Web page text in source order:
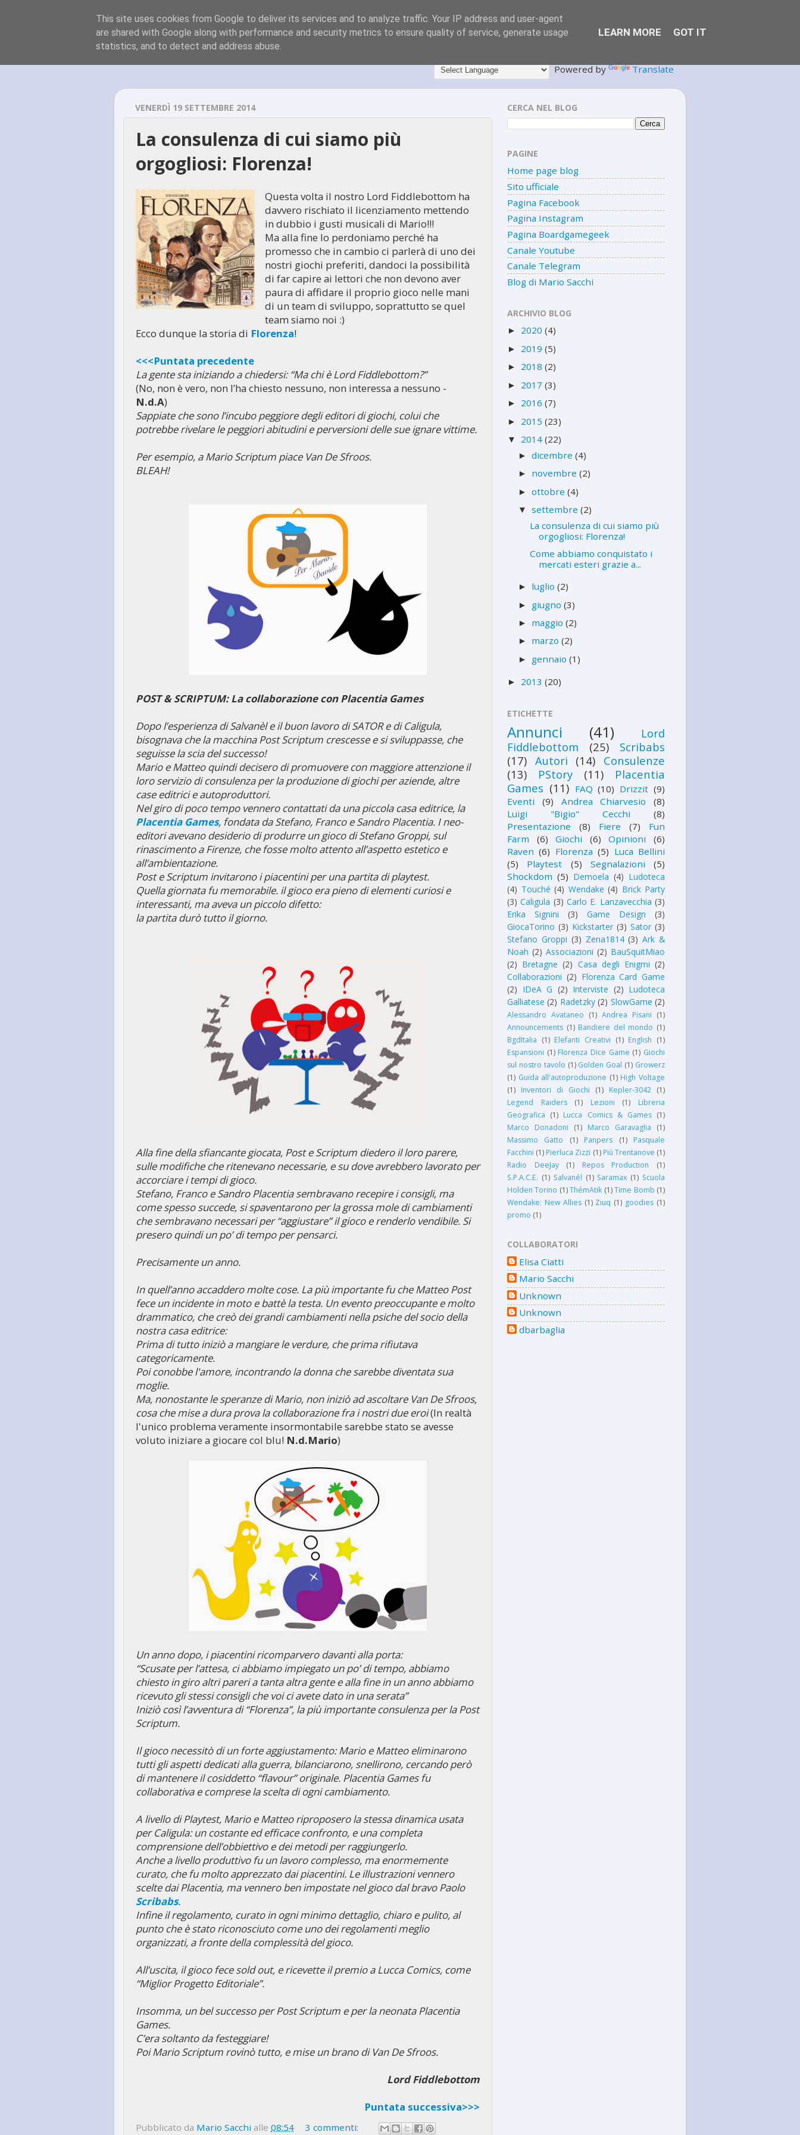
Powered by Translate
VENERDÌ 19 SETTEMBRE 2014
La consulenza di cui siamo più
orgogliosi: Florenza!
Questa volta il nostro Lord Fiddlebottom ha
davvero rischiato il licenziamento mettendo
in dubbio i gusti musicali di Mario!!!
Ma alla fine lo perdoniamo perché ha
promesso che in cambio ci parlerà di uno dei
nostri giochi preferiti, dandoci la possibilità
di far capire ai lettori che non devono aver
paura di affidare il proprio gioco nelle mani
di un team di sviluppo, soprattutto se quel
team siamo noi :)
Ecco dunque la storia di Florenza!
<<<Puntata precedente
La gente sta iniziando a chiedersi: “Ma chi è Lord Fiddlebottom?”
(No, non è vero, non l’ha chiesto nessuno, non interessa a nessuno -
N.d.A)
Sappiate che sono l’incubo peggiore degli editori di giochi, colui che
potrebbe rivelare le peggiori abitudini e perversioni delle sue ignare vittime.
Per esempio, a Mario Scriptum piace Van De Sfroos.
BLEAH!
POST & SCRIPTUM: La collaborazione con Placentia Games
Dopo l’esperienza di Salvanèl e il buon lavoro di SATOR e di Caligula,
bisognava che la macchina Post Scriptum crescesse e si sviluppasse, che
seguisse la scia del successo!
Mario e Matteo quindi decisero di promuovere con maggiore attenzione il
loro servizio di consulenza per la produzione di giochi per aziende, altre
case editrici e autoproduttori.
Nel giro di poco tempo vennero contattati da una piccola casa editrice, la
Placentia Games, fondata da Stefano, Franco e Sandro Placentia. I neo-
editori avevano desiderio di produrre un gioco di Stefano Groppi, sul
rinascimento a Firenze, che fosse molto attento all’aspetto estetico e
all’ambientazione.
Post e Scriptum invitarono i piacentini per una partita di playtest.
Quella giornata fu memorabile. il gioco era pieno di elementi curiosi e
interessanti, ma aveva un piccolo difetto:
la partita durò tutto il giorno.
Alla fine della sfiancante giocata, Post e Scriptum diedero il loro parere,
sulle modifiche che ritenevano necessarie, e su dove avrebbero lavorato per
accorciare i tempi di gioco.
Stefano, Franco e Sandro Placentia sembravano recepire i consigli, ma
come spesso succede, si spaventarono per la grossa mole di cambiamenti
che sembravano necessari per “aggiustare” il gioco e renderlo vendibile. Si
presero quindi un po’ di tempo per pensarci.
Precisamente un anno.
In quell’anno accaddero molte cose. La più importante fu cheMatteo Post
fece un incidente in moto e battè la testa. Un evento preoccupante e molto
drammatico, che creò dei grandi cambiamenti nella psiche del socio della
nostra casa editrice:
Prima di tutto iniziò a mangiare le verdure, che prima rifiutava
categoricamente.
Poi conobbe l'amore, incontrando la donna che sarebbe diventata sua
moglie.
Ma, nonostante le speranze di Mario, non iniziò ad ascoltare Van De Sfroos,
cosa che mise a dura prova la collaborazione fra i nostri due eroi(In realtà
l'unico problema veramente insormontabile sarebbe stato se avesse
voluto iniziare a giocare col blu! N.d.Mario)
Un anno dopo, i piacentini ricomparvero davanti alla porta:
“Scusate per l’attesa, ci abbiamo impiegato un po’ di tempo, abbiamo
chiesto in giro altri pareri a tanta altra gente e alla fine in un anno abbiamo
ricevuto gli stessi consigli che voi ci avete dato in una serata”
Iniziò così l’avventura di “Florenza”, la più importante consulenza per la Post
Scriptum.
Il gioco necessitò di un forte aggiustamento: Mario e Matteo eliminarono
tutti gli aspetti dedicati alla guerra, bilanciarono, snellirono, cercando però
di mantenere il cosiddetto “flavour” originale. Placentia Games fu
collaborativa e comprese la scelta di ogni cambiamento.
A livello di Playtest, Mario e Matteo riproposero la stessa dinamica usata
per Caligula: un costante ed efficace confronto, e una completa
comprensione dell’obbiettivo e dei metodi per raggiungerlo.
Anche a livello produttivo fu un lavoro complesso, ma enormemente
curato, che fu molto apprezzato dai piacentini. Le illustrazioni vennero
scelte dai Placentia, ma vennero ben impostate nel gioco dal bravo Paolo
Scribabs.
Infine il regolamento, curato in ogni minimo dettaglio, chiaro e pulito, al
punto che è stato riconosciuto come uno dei regolamenti meglio
organizzati, a fronte della complessità del gioco.
All’uscita, il gioco fece sold out, e ricevette il premio a Lucca Comics, come
“Miglior Progetto Editoriale”.
Insomma, un bel successo per Post Scriptum e per la neonata Placentia
Games.
C’era soltanto da festeggiare!
Poi Mario Scriptum rovinò tutto, e mise un brano di Van De Sfroos.
Lord Fiddlebottom
Puntata successiva>>>
Pubblicato da Mario Sacchi alle 08:54 3 commenti:
CERCA NEL BLOG
PAGINE
Home page blog
Sito ufficiale
Pagina Facebook
Pagina Instagram
Pagina Boardgamegeek
Canale Youtube
Canale Telegram
Blog di Mario Sacchi
ARCHIVIO BLOG
► 2020 (4)
► 2019 (5)
► 2018 (2)
► 2017 (3)
► 2016 (7)
► 2015 (23)
▼ 2014 (22)
►dicembre(4)
► novembre(2)
►ottobre(4)
▼settembre(2)
La consulenza di cui siamo più
orgogliosi: Florenza!
Come abbiamo conquistato i
mercati esteri grazie a...
► luglio(2)
► giugno(3)
► maggio(2)
► marzo(2)
► gennaio(1)
► 2013 (20)
ETICHETTE
Annunci (41)
Lord
Fiddlebottom
(25)
Scribabs
(17) Autori (14) Consulenze
(13)
PStory (11)
Placentia
Games (11) FAQ (10) Drizzit (9)
Eventi
(9) Andrea Chiarvesio
(8)
Luigi "Bigio" Cecchi
(8)
Presentazione
(8) Fiere (7)
Fun
Farm
(6) Giochi (6) Opinioni
(6)
Raven (6) Florenza (5) Luca Bellini
(5)
Playtest (5) Segnalazioni
(5)
Shockdom (5) Demoela (4) Ludoteca
(4) Touché (4) Wendake (4) Brick Party
(3) Caligula (3) Carlo E. Lanzavecchia (3)
Erika Signini
(3) Game Design
(3)
GiocaTorino (3) Kickstarter (3) Sator (3)
Stefano Groppi (3) Zena1814 (3) Ark &
Noah (2) Associazioni (2) BauSquitMiao
(2) Bretagne (2) Casa degli Enigmi (2)
Collaborazioni (2) Florenza Card Game
(2) IDeA G (2) Interviste (2) Ludoteca
Galliatese (2) Radetzky (2) SlowGame (2)
Alessandro Avataneo (1) Andrea Pisani (1)
Announcements (1) Bandiere del mondo (1)
BgdItalia (1) Elefanti Creativi (1) English (1)
Espansioni (1) Florenza Dice Game (1) Giochi
sul nostro tavolo (1) Golden Goal (1) Growerz
(1) Guida all'autoproduzione (1) High Voltage
(1) Inventori di Giochi (1) Kepler-3042 (1)
Legend Raiders
(1) Lezioni (1)
Libreria
Geografica (1) Lucca Comics & Games (1)
Marco Donadoni
(1) Marco Garavaglia
(1)
Massimo Gatto
(1) Panpers (1)
Pasquale
Facchini (1) Pierluca Zizzi (1) Più Trentanove (1)
Radio DeeJay
(1) Repos Production
(1)
S.P.A.C.E. (1) Salvanél (1) Saramax (1) Scuola
Holden Torino (1) ThémAtik (1) Time Bomb (1)
Wendake: New Allies (1) Ziuq (1) goodies (1)
promo (1)
COLLABORATORI
Elisa Ciatti
Mario Sacchi
Unknown
Unknown
dbarbaglia
This site uses cookies from Google to deliver its services and to analyze traffic. Your IP address and user-agent
are shared with Google along with performance and security metrics to ensure quality of service, generate usage
statistics, and to detect and address abuse.
LEARN MORE GOT IT